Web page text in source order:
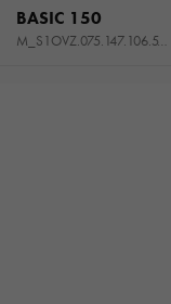
BASIC 150
M_S1OVZ.075.147.106.510_USNE